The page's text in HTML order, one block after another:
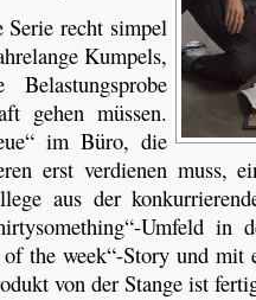
recht simpel
Kumpels,
gehen müssen.
im Büro, die
erst verdienen muss,
aus der
Umfeld in
the week“-Story und mit
von der Stange ist